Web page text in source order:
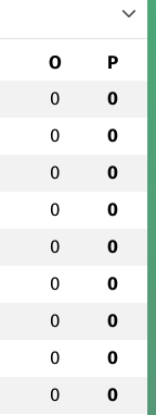
O P
0 0
0 0
0 0
0 0
0 0
0 0
0 0
0 0
0 0